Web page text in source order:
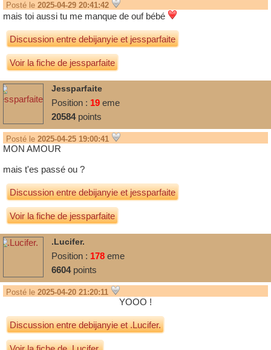
Posté le 2025-04-29 20:41:42
mais toi aussi tu me manque de ouf bébé
Discussion entredebijanyieetjessparfaite
Voir la fiche de jessparfaite
Jessparfaite
Position : 19 eme
20584points
Posté le 2025-04-25 19:00:41
MON AMOUR
mais t'es passé ou ?
Discussion entredebijanyieetjessparfaite
Voir la fiche de jessparfaite
.Lucifer.
Position : 178 eme
6604points
Posté le 2025-04-20 21:20:11
YOOO !
Discussion entredebijanyieet.Lucifer.